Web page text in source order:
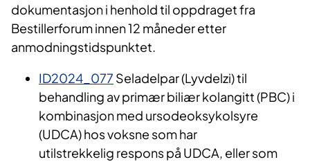
dokumentasjon i henhold til oppdraget fra
Bestillerforum innen 12 måneder etter
anmodningstidspunktet.
ID2024_077 Seladelpar (Lyvdelzi) til
behandling av primær biliær kolangitt (PBC) i
kombinasjon med ursodeoksykolsyre
(UDCA) hos voksne som har
utilstrekkelig respons på UDCA, eller som